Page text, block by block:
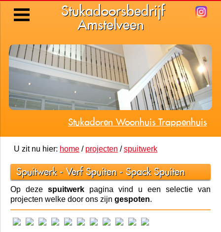
Stukadoorsbedrijf
Amstelveen
U zit nu hier:home/ projecten /spuitwerk
Spuitwerk - Verf Spuiten - Spack Spuiten
Op deze spuitwerkpagina vind u een selectie van